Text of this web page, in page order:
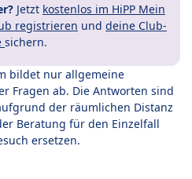
Jetzt kostenlos im HiPP Mein
registrieren und deine Club-
sichern.
bildet nur allgemeine
Fragen ab. Die Antworten sind
der räumlichen Distanz
Beratung für den Einzelfall
ersetzen.